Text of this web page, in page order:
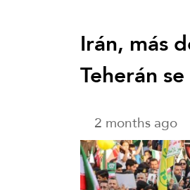
Irán, más
Teherán
2 months ago